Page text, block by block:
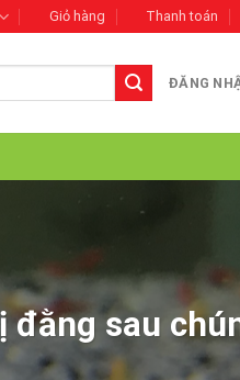
Giỏ hàng Thanh toán
ĐĂNG
đằng sau